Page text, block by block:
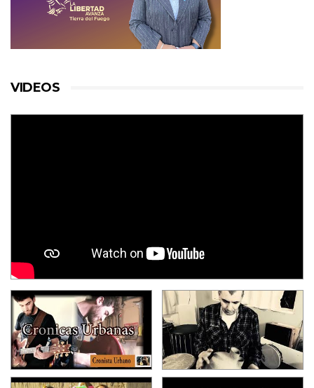
VIDEOS